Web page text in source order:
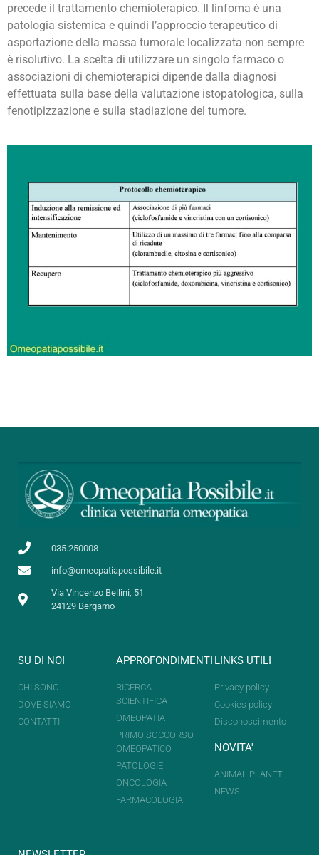
precede il trattamento chemioterapico. Il linfoma è una
patologia sistemica e quindi l’approccio terapeutico di
asportazione della massa tumorale localizzata non sempre
è risolutivo. La scelta di utilizzare un singolo farmaco o
associazioni di chemioterapici dipende dalla diagnosi
effettuata sulla base della valutazione istopatologica, sulla
fenotipizzazione e sulla stadiazione del tumore.
035.250008
info@omeopatiapossibile.it
Via Vincenzo Bellini, 51
24129 Bergamo
SU DI NOI
CHI SONO
DOVE SIAMO
CONTATTI
APPROFONDIMENTI
RICERCA
SCIENTIFICA
OMEOPATIA
PRIMO SOCCORSO
OMEOPATICO
PATOLOGIE
ONCOLOGIA
FARMACOLOGIA
LINKS UTILI
Privacy policy
Cookies policy
Disconoscimento
NOVITA'
ANIMAL PLANET
NEWS